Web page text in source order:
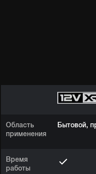
Область
применения
Время
работы
Бытовой,